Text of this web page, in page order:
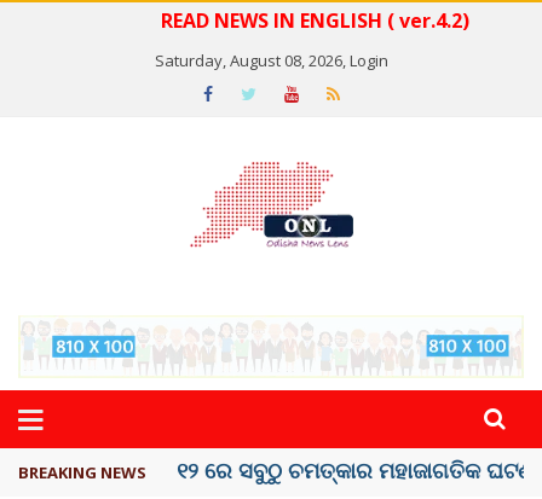
READ NEWS IN ENGLISH ( ver.4.2)
Saturday, August 08, 2026,Login
BREAKING NEWS କେରଳରେ ‘ରାଟ୍ ଫିଭର୍’ ଆତଙ୍କ, ୫୮ ମୃତ